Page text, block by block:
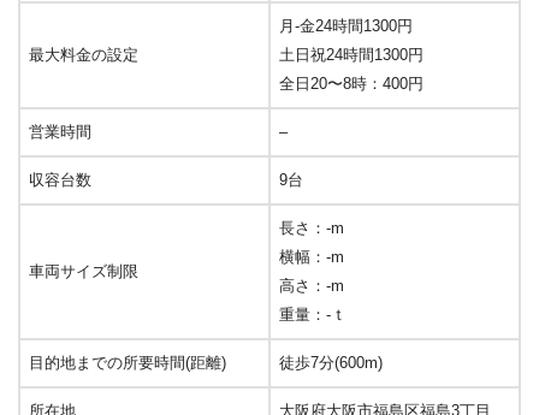
最大料金の設定
月-金24時間1300円
土日祝24時間1300円
全日20〜8時：400円
営業時間 –
収容台数 9台
車両サイズ制限
長さ：-m
横幅：-m
高さ：-m
重量：-ｔ
目的地までの所要時間(距離) 徒歩7分(600m)
所在地 大阪府大阪市福島区福島3丁目